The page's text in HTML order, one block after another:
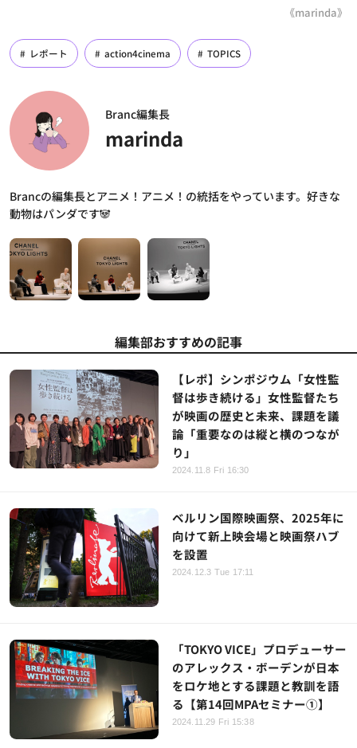
《marinda》
レポート action4cinema TOPICS
Branc編集長
marinda
Brancの編集長とアニメ！アニメ！の統括をやっています。好きな
動物はパンダです🐼
編集部おすすめの記事
【レポ】シンポジウム「女性監
督は歩き続ける」女性監督たち
が映画の歴史と未来、課題を議
論「重要なのは縦と横のつなが
り」
2024.11.8 Fri 16:30
ベルリン国際映画祭、2025年に
向けて新上映会場と映画祭ハブ
を設置
2024.12.3 Tue 17:11
「TOKYO VICE」プロデューサー
のアレックス・ボーデンが日本
をロケ地とする課題と教訓を語
る【第14回MPAセミナー①】
2024.11.29 Fri 15:38